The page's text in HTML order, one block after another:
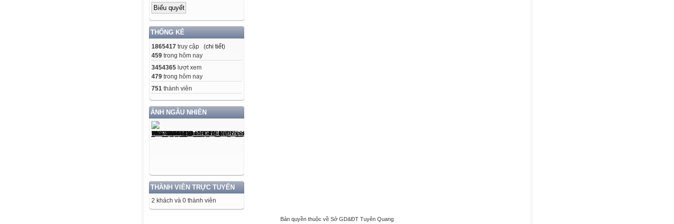
THỐNG KÊ
1865417 truy cập (chi tiết)
459 trong hôm nay
3454365 lượt xem
479 trong hôm nay
751 thành viên
ẢNH NGẪU NHIÊN
THÀNH VIÊN TRỰC TUYẾN
2 khách và 0 thành viên
Bản quyền thuộc về Sở GD&ĐT Tuyên Quang